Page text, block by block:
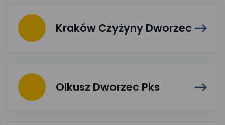
Kraków Czyżyny Dworzec
Olkusz Dworzec Pks